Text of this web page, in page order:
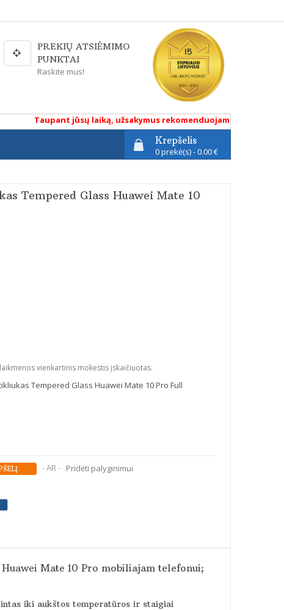
PREKIŲ ATSIĖMIMO
PUNKTAI
Raskite mus!
Taupant jūsų laiką, užsakymus rekomenduojame atlikti
Krepšelis
0 prekė(s) - 0.00 €
Tempered Glass Huawei Mate 10
vienkartinis mokestis įskaičiuotas.
Tempered Glass Huawei Mate 10 Pro Full
- AR - Pridėti palyginimui
Mate 10 Pro mobiliajam telefonui;
iki aukštos temperatūros ir staigiai